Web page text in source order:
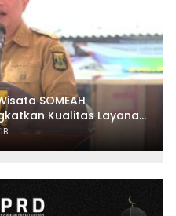
SOMEAH
Kualitas Layanan